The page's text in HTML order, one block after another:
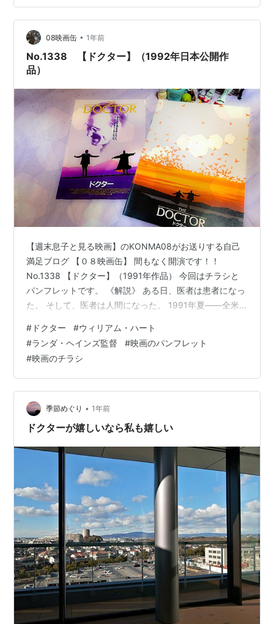
ず。時間になり開店し、中に入るがやはり違う作品のコ
ラボ。店員さんに本店の場所を聞き、向かう。（私が間
違えて来たのは、3号店だったみたいです。） サンシャ
イン通りのペッ…
08映画缶 • 1年前
No.1338 【ドクター】（1992年日本公開作
品）
【週末息子と見る映画】のKONMA08がお送りする自己
満足ブログ 【０８映画缶】 間もなく開演です！！
No.1338 【ドクター】（1991年作品） 今回はチラシと
パンフレットです。 《解説》 ある日、医者は患者になっ
た。 そして、医者は人間になった。 1991年夏――全米
絶賛の嵐とともに公開劇場を拡大し、またたく間に全米
トップ３入の大成功を収める。イノセントな愛に涙が止
まらない。熱い感動に胸が張り裂けそうになる！映画の
素晴らしさを改めて思い知らされる。【ドクター】は、
そんな大げさな表現が少しも誇張ではない全米大絶賛の
ヒューマンドラマである。…
# ドクター #ウィリアム・ハート
#ランダ・ヘインズ監督 #映画のパンフレット
#映画のチラシ
季節めぐり • 1年前
ドクターが嬉しいなら私も嬉しい